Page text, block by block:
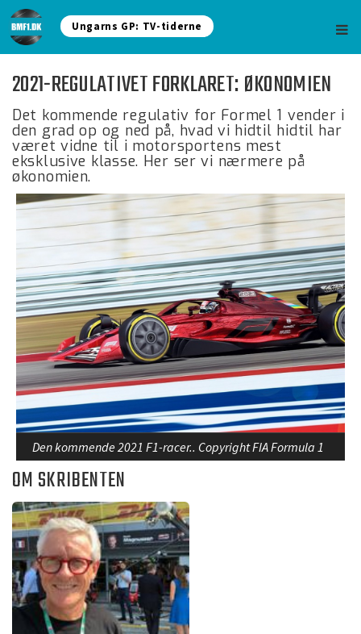
Ungarns GP: TV-tiderne
2021-REGULATIVET FORKLARET: ØKONOMIEN
Det kommende regulativ for Formel 1 vender i
den grad op og ned på, hvad vi hidtil hidtil har
været vidne til i motorsportens mest
eksklusive klasse. Her ser vi nærmere på
økonomien.
Den kommende 2021 F1-racer.. Copyright FIA Formula 1
OM SKRIBENTEN